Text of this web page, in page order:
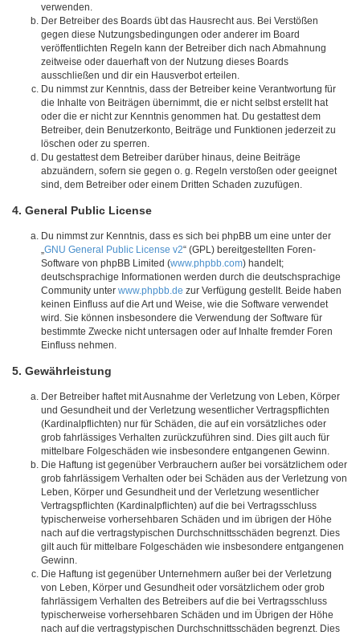
verwenden.
Der Betreiber des Boards übt das Hausrecht aus. Bei Verstößen
gegen diese Nutzungsbedingungen oder anderer im Board
veröffentlichten Regeln kann der Betreiber dich nach Abmahnung
zeitweise oder dauerhaft von der Nutzung dieses Boards
ausschließen und dir ein Hausverbot erteilen.
Du nimmst zur Kenntnis, dass der Betreiber keine Verantwortung für
die Inhalte von Beiträgen übernimmt, die er nicht selbst erstellt hat
oder die er nicht zur Kenntnis genommen hat. Du gestattest dem
Betreiber, dein Benutzerkonto, Beiträge und Funktionen jederzeit zu
löschen oder zu sperren.
Du gestattest dem Betreiber darüber hinaus, deine Beiträge
abzuändern, sofern sie gegen o. g. Regeln verstoßen oder geeignet
sind, dem Betreiber oder einem Dritten Schaden zuzufügen.
4. General Public License
Du nimmst zur Kenntnis, dass es sich bei phpBB um eine unter der
„GNU General Public License v2“ (GPL) bereitgestellten Foren-
Software von phpBB Limited (www.phpbb.com) handelt;
deutschsprachige Informationen werden durch die deutschsprachige
Community unter www.phpbb.de zur Verfügung gestellt. Beide haben
keinen Einfluss auf die Art und Weise, wie die Software verwendet
wird. Sie können insbesondere die Verwendung der Software für
bestimmte Zwecke nicht untersagen oder auf Inhalte fremder Foren
Einfluss nehmen.
5. Gewährleistung
Der Betreiber haftet mit Ausnahme der Verletzung von Leben, Körper
und Gesundheit und der Verletzung wesentlicher Vertragspflichten
(Kardinalpflichten) nur für Schäden, die auf ein vorsätzliches oder
grob fahrlässiges Verhalten zurückzuführen sind. Dies gilt auch für
mittelbare Folgeschäden wie insbesondere entgangenen Gewinn.
Die Haftung ist gegenüber Verbrauchern außer bei vorsätzlichem oder
grob fahrlässigem Verhalten oder bei Schäden aus der Verletzung von
Leben, Körper und Gesundheit und der Verletzung wesentlicher
Vertragspflichten (Kardinalpflichten) auf die bei Vertragsschluss
typischerweise vorhersehbaren Schäden und im übrigen der Höhe
nach auf die vertragstypischen Durchschnittsschäden begrenzt. Dies
gilt auch für mittelbare Folgeschäden wie insbesondere entgangenen
Gewinn.
Die Haftung ist gegenüber Unternehmern außer bei der Verletzung
von Leben, Körper und Gesundheit oder vorsätzlichem oder grob
fahrlässigem Verhalten des Betreibers auf die bei Vertragsschluss
typischerweise vorhersehbaren Schäden und im Übrigen der Höhe
nach auf die vertragstypischen Durchschnittsschäden begrenzt. Dies